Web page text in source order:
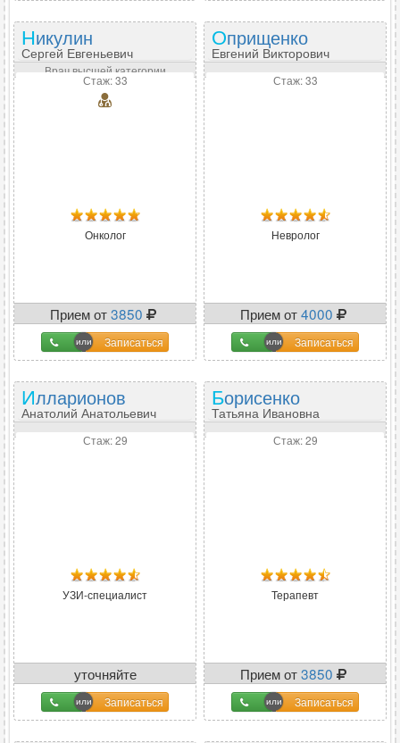
Никулин
Сергей Евгеньевич
Врач высшей категории
Стаж: 33
Онколог
Прием от3850
Записаться
Оприщенко
Евгений Викторович
Стаж: 33
Невролог
Прием от4000
Записаться
Илларионов
Анатолий Анатольевич
Стаж: 29
УЗИ-специалист
уточняйте
Записаться
Борисенко
Татьяна Ивановна
Стаж: 29
Терапевт
Прием от3850
Записаться